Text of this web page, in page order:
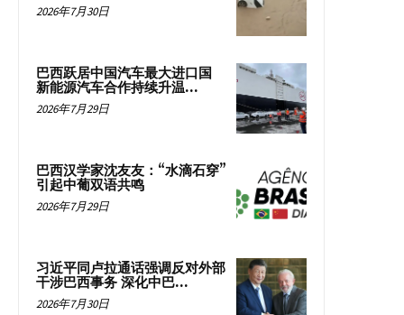
2026年7月30日
巴西跃居中国汽车最大进口国
新能源汽车合作持续升温...
2026年7月29日
巴西汉学家沈友友：“水滴石穿”
引起中葡双语共鸣
2026年7月29日
习近平同卢拉通话强调反对外部
干涉巴西事务 深化中巴...
2026年7月30日